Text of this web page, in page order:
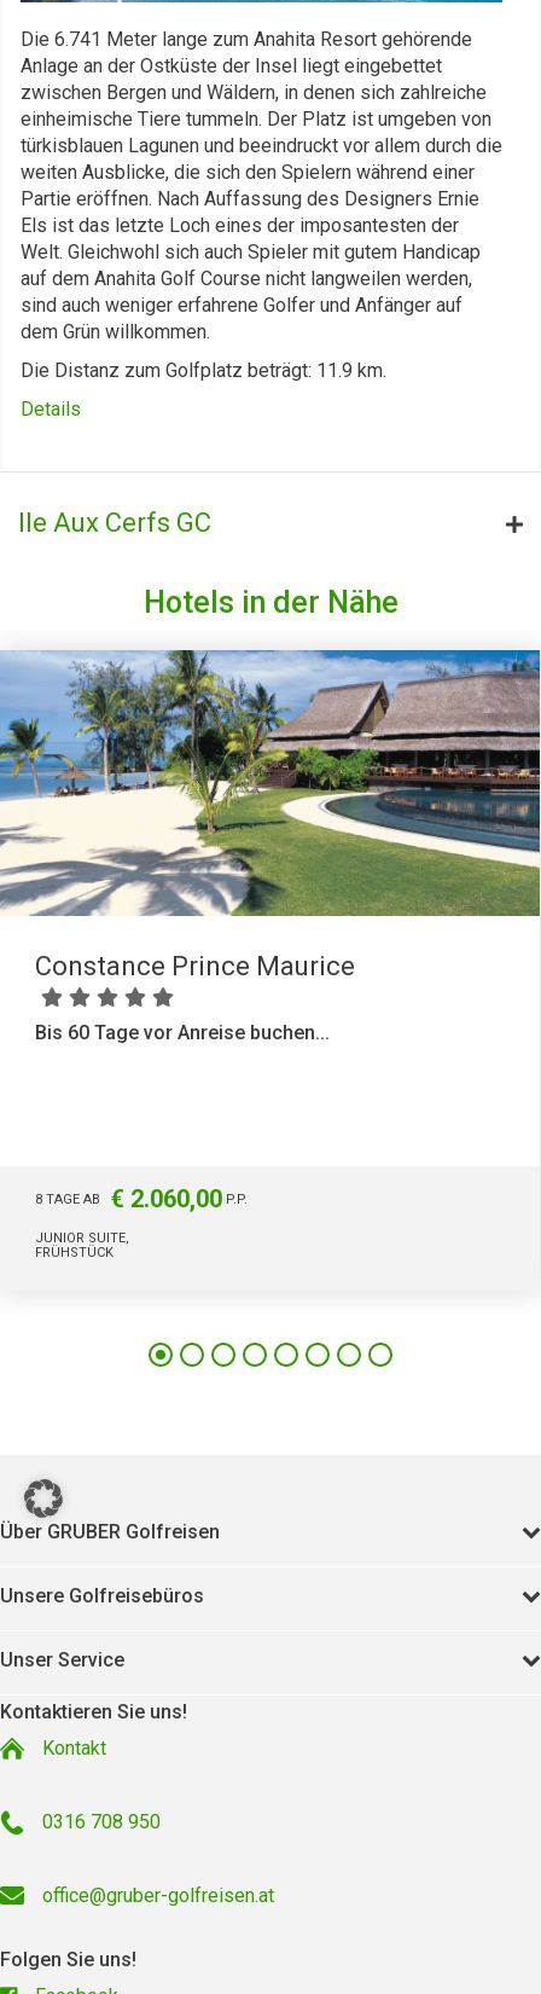
Die 6.741 Meter lange zum Anahita Resort gehörende
Anlage an der Ostküste der Insel liegt eingebettet
zwischen Bergen und Wäldern, in denen sich zahlreiche
einheimische Tiere tummeln. Der Platz ist umgeben von
türkisblauen Lagunen und beeindruckt vor allem durch die
weiten Ausblicke, die sich den Spielern während einer
Partie eröffnen. Nach Auffassung des Designers Ernie
Els ist das letzte Loch eines der imposantesten der
Welt. Gleichwohl sich auch Spieler mit gutem Handicap
auf dem Anahita Golf Course nicht langweilen werden,
sind auch weniger erfahrene Golfer und Anfänger auf
dem Grün willkommen.
Die Distanz zum Golfplatz beträgt: 11.9 km.
Details
Ile Aux Cerfs GC
Hotels in der Nähe
Constance Prince Maurice
Bis 60 Tage vor Anreise buchen...
8 TAGE AB € 2.060,00 P.P.
JUNIOR SUITE,
FRÜHSTÜCK
Über GRUBER Golfreisen
Unsere Golfreisebüros
Unser Service
Kontaktieren Sie uns!
Kontakt
0316 708 950
office@gruber-golfreisen.at
Folgen Sie uns!